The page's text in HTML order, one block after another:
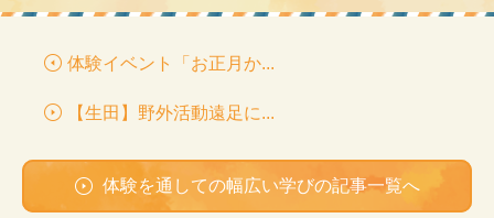
体験イベント「お正月か...
【生田】野外活動遠足に...
体験を通しての幅広い学びの記事一覧へ